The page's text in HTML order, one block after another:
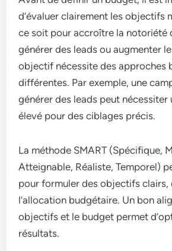
d’évaluer clairement les objectifs
ce soit pour accroître la notoriété
générer des leads ou augmenter
objectif nécessite des approches
différentes. Par exemple, une
générer des leads peut nécessiter
élevé pour des ciblages précis.
La méthode SMART (Spécifique,
Atteignable, Réaliste, Temporel)
pour formuler des objectifs clairs,
l’allocation budgétaire. Un bon
objectifs et le budget permet
résultats.